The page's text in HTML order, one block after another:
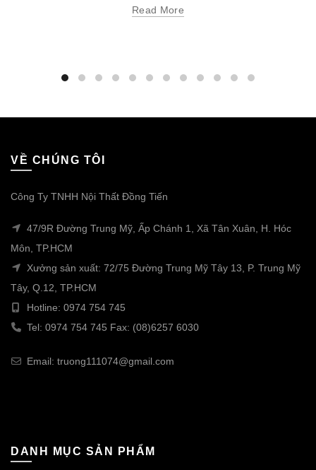
Read More
VỀ CHÚNG TÔI
Công Ty TNHH Nội Thất Đồng Tiến
47/9R Đường Trung Mỹ, Ấp Chánh 1, Xã Tân Xuân, H. Hóc
Môn, TP.HCM
Xưởng sản xuất: 72/75 Đường Trung Mỹ Tây 13, P. Trung Mỹ
Tây, Q.12, TP.HCM
Hotline: 0974 754 745
Tel: 0974 754 745 Fax: (08)6257 6030
Email: truong111074@gmail.com
DANH MỤC SẢN PHẨM